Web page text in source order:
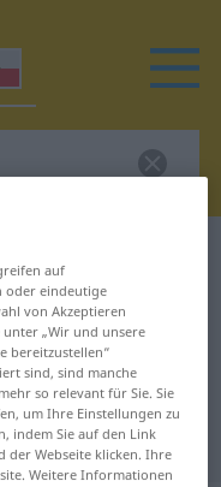
auf
oder eindeutige
von Akzeptieren
„Wir und unsere
bereitzustellen“
sind, sind manche
so relevant für Sie. Sie
um Ihre Einstellungen zu
indem Sie auf den Link
der Webseite klicken. Ihre
Weitere Informationen